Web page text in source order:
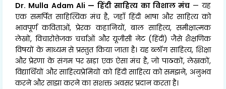
Dr. Mulla Adam Ali — हिंदी साहित्य का विशाल मंच — यह
एक समर्पित साहित्यिक मंच है, जहाँ हिंदी भाषा और साहित्य को
भावपूर्ण कविताओं, प्रेरक कहानियों, बाल साहित्य, समीक्षात्मक
लेखों, विचारोत्तेजक चर्चाओं और यूजीसी नेट (हिंदी) जैसे शैक्षणिक
विषयों के माध्यम से प्रस्तुत किया जाता है। यह ब्लॉग साहित्य, शिक्षा
और प्रेरणा के संगम पर खड़ा एक ऐसा मंच है, जो पाठकों, लेखकों,
विद्यार्थियों और साहित्यप्रेमियों को हिंदी साहित्य को समझने, अनुभव
करने और साझा करने का सशक्त अवसर प्रदान करता है।